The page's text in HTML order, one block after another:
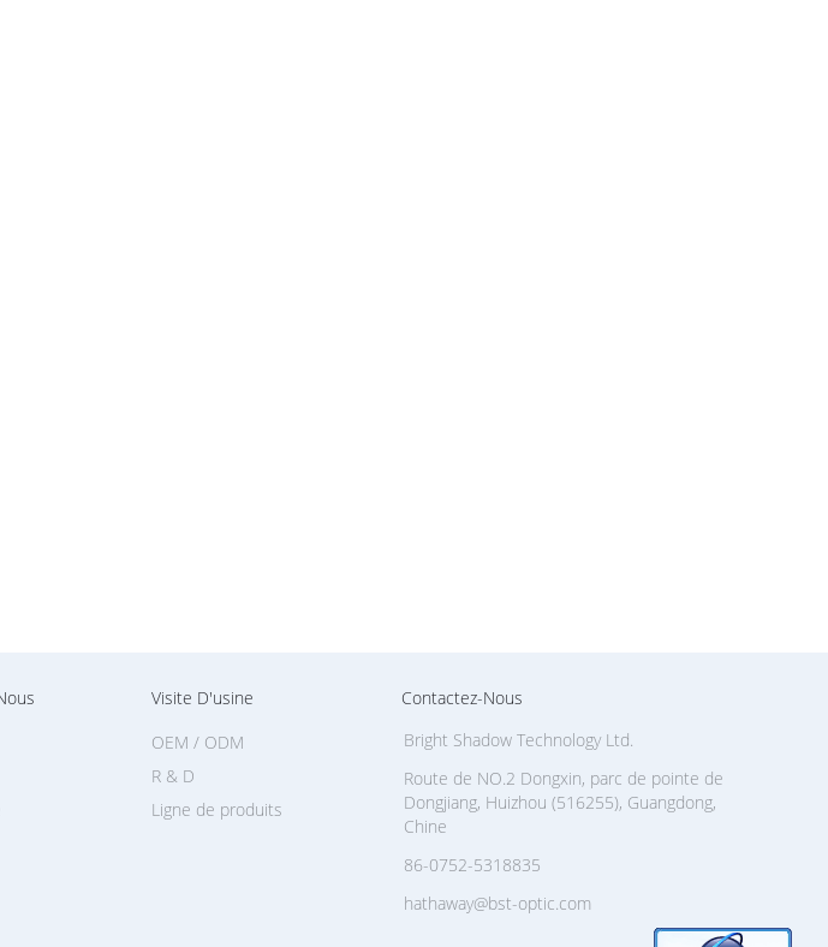
Visite D'usine
Ligne de produits
OEM / ODM
R & D
Contactez-Nous
Bright Shadow Technology Ltd.
Route de NO.2 Dongxin, parc de pointe de
Dongjiang, Huizhou (516255), Guangdong,
Chine
86-0752-5318835
hathaway@bst-optic.com